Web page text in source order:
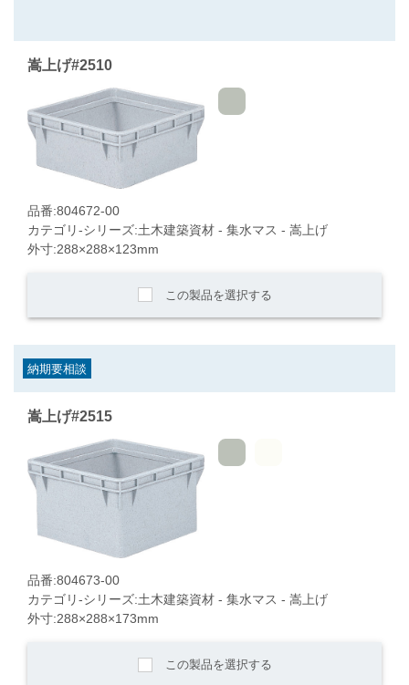
嵩上げ#2510
品番:804672-00
カテゴリ-シリーズ:土木建築資材 - 集水マス - 嵩上げ
外寸:288×288×123mm
この製品を選択する
納期要相談
嵩上げ#2515
品番:804673-00
カテゴリ-シリーズ:土木建築資材 - 集水マス - 嵩上げ
外寸:288×288×173mm
この製品を選択する